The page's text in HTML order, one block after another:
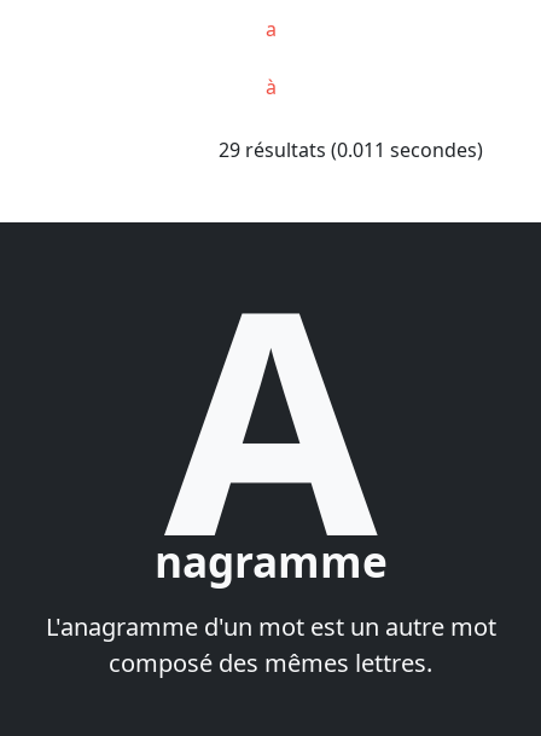
a
à
29 résultats (0.011 secondes)
A
nagramme
L'anagramme d'un mot est un autre mot
composé des mêmes lettres.